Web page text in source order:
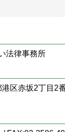
法律事務所
区赤坂2丁目2